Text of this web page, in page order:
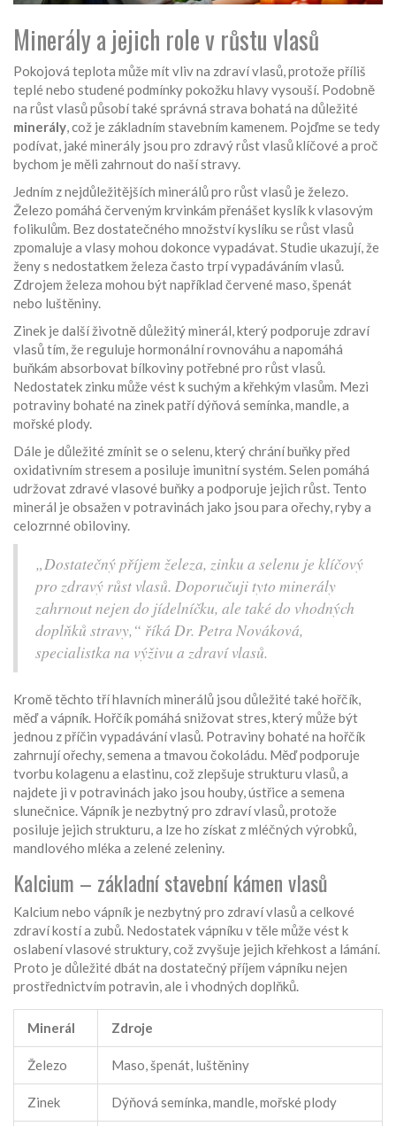
Minerály a jejich role v růstu vlasů
Pokojová teplota může mít vliv na zdraví vlasů, protože příliš
teplé nebo studené podmínky pokožku hlavy vysouší. Podobně
na růst vlasů působí také správná strava bohatá na důležité
minerály, což je základním stavebním kamenem. Pojďme se tedy
podívat, jaké minerály jsou pro zdravý růst vlasů klíčové a proč
bychom je měli zahrnout do naší stravy.
Jedním z nejdůležitějších minerálů pro růst vlasů je železo.
Železo pomáhá červeným krvinkám přenášet kyslík k vlasovým
folikulům. Bez dostatečného množství kyslíku se růst vlasů
zpomaluje a vlasy mohou dokonce vypadávat. Studie ukazují, že
ženy s nedostatkem železa často trpí vypadáváním vlasů.
Zdrojem železa mohou být například červené maso, špenát
nebo luštěniny.
Zinek je další životně důležitý minerál, který podporuje zdraví
vlasů tím, že reguluje hormonální rovnováhu a napomáhá
buňkám absorbovat bílkoviny potřebné pro růst vlasů.
Nedostatek zinku může vést k suchým a křehkým vlasům. Mezi
potraviny bohaté na zinek patří dýňová semínka, mandle, a
mořské plody.
Dále je důležité zmínit se o selenu, který chrání buňky před
oxidativním stresem a posiluje imunitní systém. Selen pomáhá
udržovat zdravé vlasové buňky a podporuje jejich růst. Tento
minerál je obsažen v potravinách jako jsou para ořechy, ryby a
celozrnné obiloviny.
„Dostatečný příjem železa, zinku a selenu je klíčový
pro zdravý růst vlasů. Doporučuji tyto minerály
zahrnout nejen do jídelníčku, ale také do vhodných
doplňků stravy,“ říká Dr. Petra Nováková,
specialistka na výživu a zdraví vlasů.
Kromě těchto tří hlavních minerálů jsou důležité také hořčík,
měď a vápník. Hořčík pomáhá snižovat stres, který může být
jednou z příčin vypadávání vlasů. Potraviny bohaté na hořčík
zahrnují ořechy, semena a tmavou čokoládu. Měď podporuje
tvorbu kolagenu a elastinu, což zlepšuje strukturu vlasů, a
najdete ji v potravinách jako jsou houby, ústřice a semena
slunečnice. Vápník je nezbytný pro zdraví vlasů, protože
posiluje jejich strukturu, a lze ho získat z mléčných výrobků,
mandlového mléka a zelené zeleniny.
Kalcium – základní stavební kámen vlasů
Kalcium nebo vápník je nezbytný pro zdraví vlasů a celkové
zdraví kostí a zubů. Nedostatek vápníku v těle může vést k
oslabení vlasové struktury, což zvyšuje jejich křehkost a lámání.
Proto je důležité dbát na dostatečný příjem vápníku nejen
prostřednictvím potravin, ale i vhodných doplňků.
Minerál Zdroje
Železo Maso, špenát, luštěniny
Zinek Dýňová semínka, mandle, mořské plody